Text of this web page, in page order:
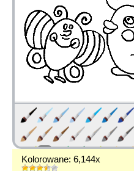
Kolorowane: 6,144x